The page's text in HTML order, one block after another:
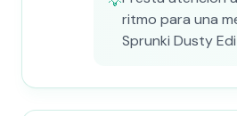
ritmo para una
Sprunki Dusty